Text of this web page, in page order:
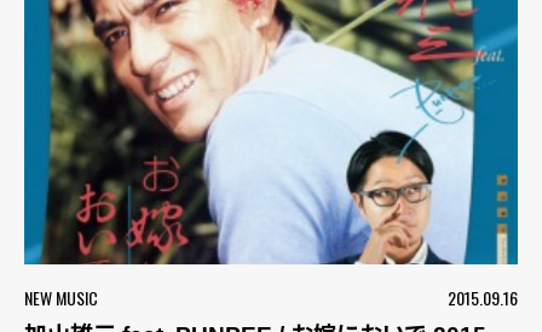
NEW MUSIC
2015.09.16